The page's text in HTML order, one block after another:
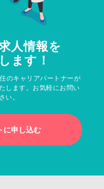
人情報を
ます！
のキャリアパートナーが
します。お気軽にお問い
い。
に申し込む